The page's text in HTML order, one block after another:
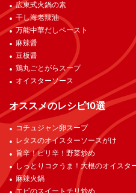
広東式火鍋の素
干し海老辣油
万能中華だしペースト
麻辣醤
豆板醤
鶏丸ごとがらスープ
オイスターソース
オススメのレシピ10選
コチュジャン卵スープ
レタスのオイスターソースがけ
旨辛！ピリ辛！野菜炒め
しっとりコクうま！大根のオイスタ
麻辣火鍋